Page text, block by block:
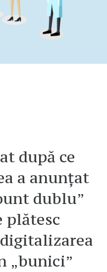
după ce
a anunțat
dublu”
plătesc
„bunici”